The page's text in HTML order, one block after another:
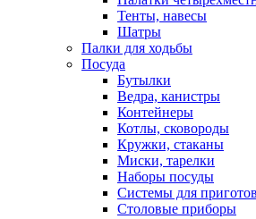
Тенты, навесы
Шатры
Палки для ходьбы
Посуда
Бутылки
Ведра, канистры
Контейнеры
Котлы, сковороды
Кружки, стаканы
Миски, тарелки
Наборы посуды
Системы для
Столовые приборы